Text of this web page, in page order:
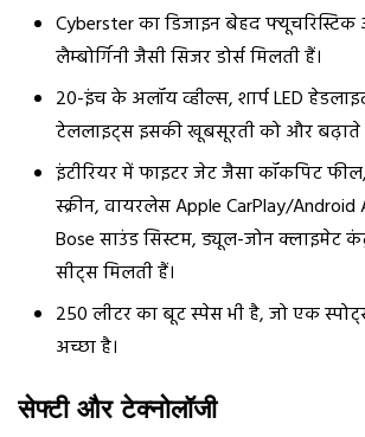
Cyberster का डिजाइन बेहद फ्यूचरिस्टिक
लैम्बोर्गिनी जैसी सिजर डोर्स मिलती हैं।
20-इंच के अलॉय व्हील्स, शार्प LED
टेललाइट्स इसकी खूबसूरती को और बढ़ाते
इंटीरियर में फाइटर जेट जैसा कॉकपिट
स्क्रीन, वायरलेस Apple CarPlay/
Bose साउंड सिस्टम, ड्यूल-जोन क्लाइमेट
सीट्स मिलती हैं।
250 लीटर का बूट स्पेस भी है, जो एक
अच्छा है।
सेफ्टी और टेक्नोलॉजी